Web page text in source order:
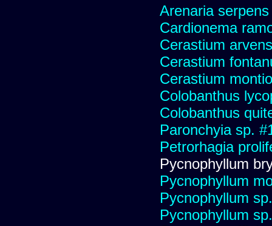
Arenaria serpens
Cardionema
Cerastium
Cerastium
Cerastium
Colobanthus
Colobanthus
Paronchyia sp.
Petrorhagia
Pycnophyllum
Pycnophyllum
Pycnophyllum
Pycnophyllum